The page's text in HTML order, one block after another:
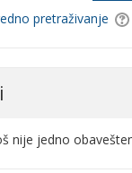
pretraživanje
nije jedno